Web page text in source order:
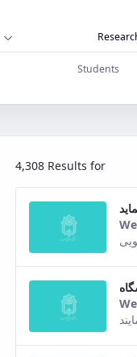
Students
4,308 Results for